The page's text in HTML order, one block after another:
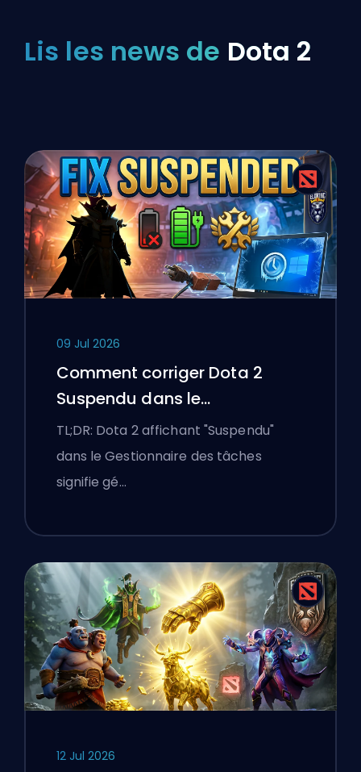
Lis les news de Dota 2
09 Jul 2026
Comment corriger Dota 2
Suspendu dans le
Gestionnaire des tâches sur
un ordinateur portable
Windows
TL;DR: Dota 2 affichant "Suspendu"
dans le Gestionnaire des tâches
signifie gé…
12 Jul 2026